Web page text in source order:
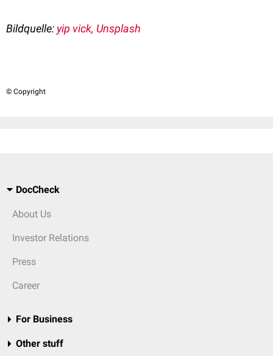
Bildquelle: yip vick, Unsplash
© Copyright
DocCheck
About Us
Investor Relations
Press
Career
For Business
Other stuff